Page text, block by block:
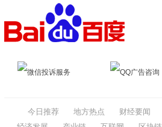
微信投诉服务 QQ广告咨询
今日推荐 地方热点 财经要闻